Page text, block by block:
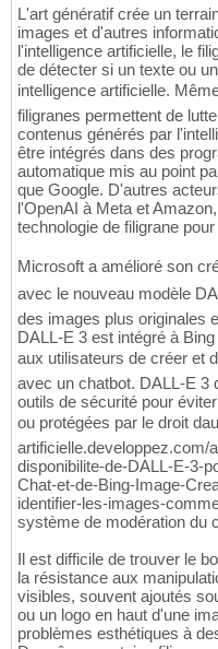
L'art génératif crée un
images et d'autres
l'intelligence artificielle, le
de détecter si un texte ou
intelligence artificielle.
filigranes permettent de
contenus générés par
être intégrés dans des
automatique mis au point
que Google. D'autres
l'OpenAI à Meta et
technologie de filigrane
Microsoft a amélioré son
avec le nouveau modèle
des images plus originales
DALL-E 3 est intégré à
aux utilisateurs de créer et
avec un chatbot. DALL-E 3
outils de sécurité pour
ou protégées par le droit
artificielle.developpez.com/
disponibilite-de-DALL-E-3-
Chat-et-de-Bing-Image-
identifier-les-images-
système de modération du
Il est difficile de trouver le
la résistance aux
visibles, souvent ajoutés
ou un logo en haut d'une
problèmes esthétiques à